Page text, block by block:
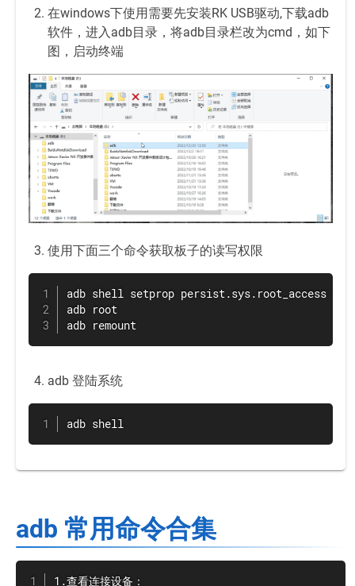
在windows下使用需要先安装RK USB驱动,下载adb
软件，进入adb目录，将adb目录栏改为cmd，如下
图，启动终端
使用下面三个命令获取板子的读写权限
adb shell setprop persist.sys.root_access 3
adb root
adb remount
adb 登陆系统
adb shell
adb 常用命令合集
1.查看连接设备：